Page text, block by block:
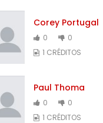
Corey Portugal
0
0
1 CRÉDITOS
Paul Thoma
0
0
1 CRÉDITOS